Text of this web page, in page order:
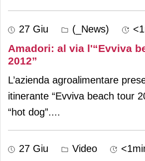
27 Giu (_News)
Amadori: al via l'“Evviva
2012”
L’azienda agroalimentare
itinerante “Evviva beach tour
“hot dog”....
27 Giu Video